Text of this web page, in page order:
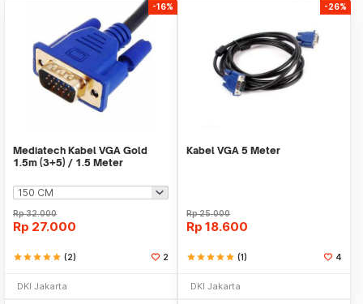
-16%
Mediatech Kabel VGA Gold
1.5m (3+5) / 1.5 Meter
Rp32.000
Rp 27.000
starstarstarstarstar (2) 2
DKI Jakarta
-26%
Kabel VGA 5 Meter
Rp25.000
Rp 18.600
starstarstarstarstar (1) 4
DKI Jakarta